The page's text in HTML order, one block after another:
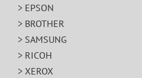
> EPSON
> BROTHER
> SAMSUNG
> RICOH
> XEROX